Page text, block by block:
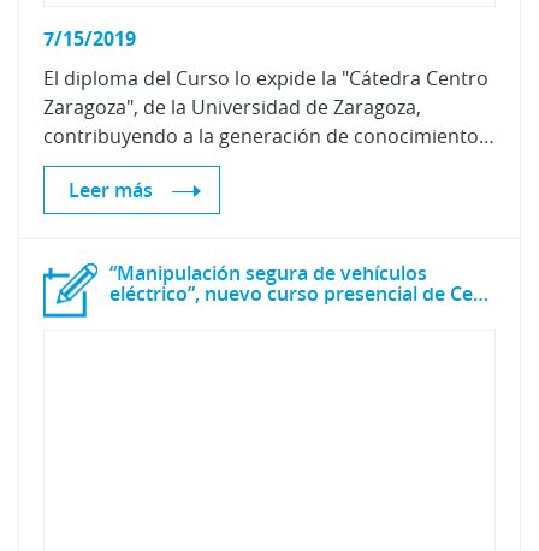
7/15/2019
El diploma del Curso lo expide la "Cátedra Centro
Zaragoza", de la Universidad de Zaragoza,
contribuyendo a la generación de conocimiento y, garantizando una completa formación de prestigio y calidad.
Leer más
“Manipulación segura de vehículos
eléctrico”, nuevo curso presencial de Centro Zaragoza